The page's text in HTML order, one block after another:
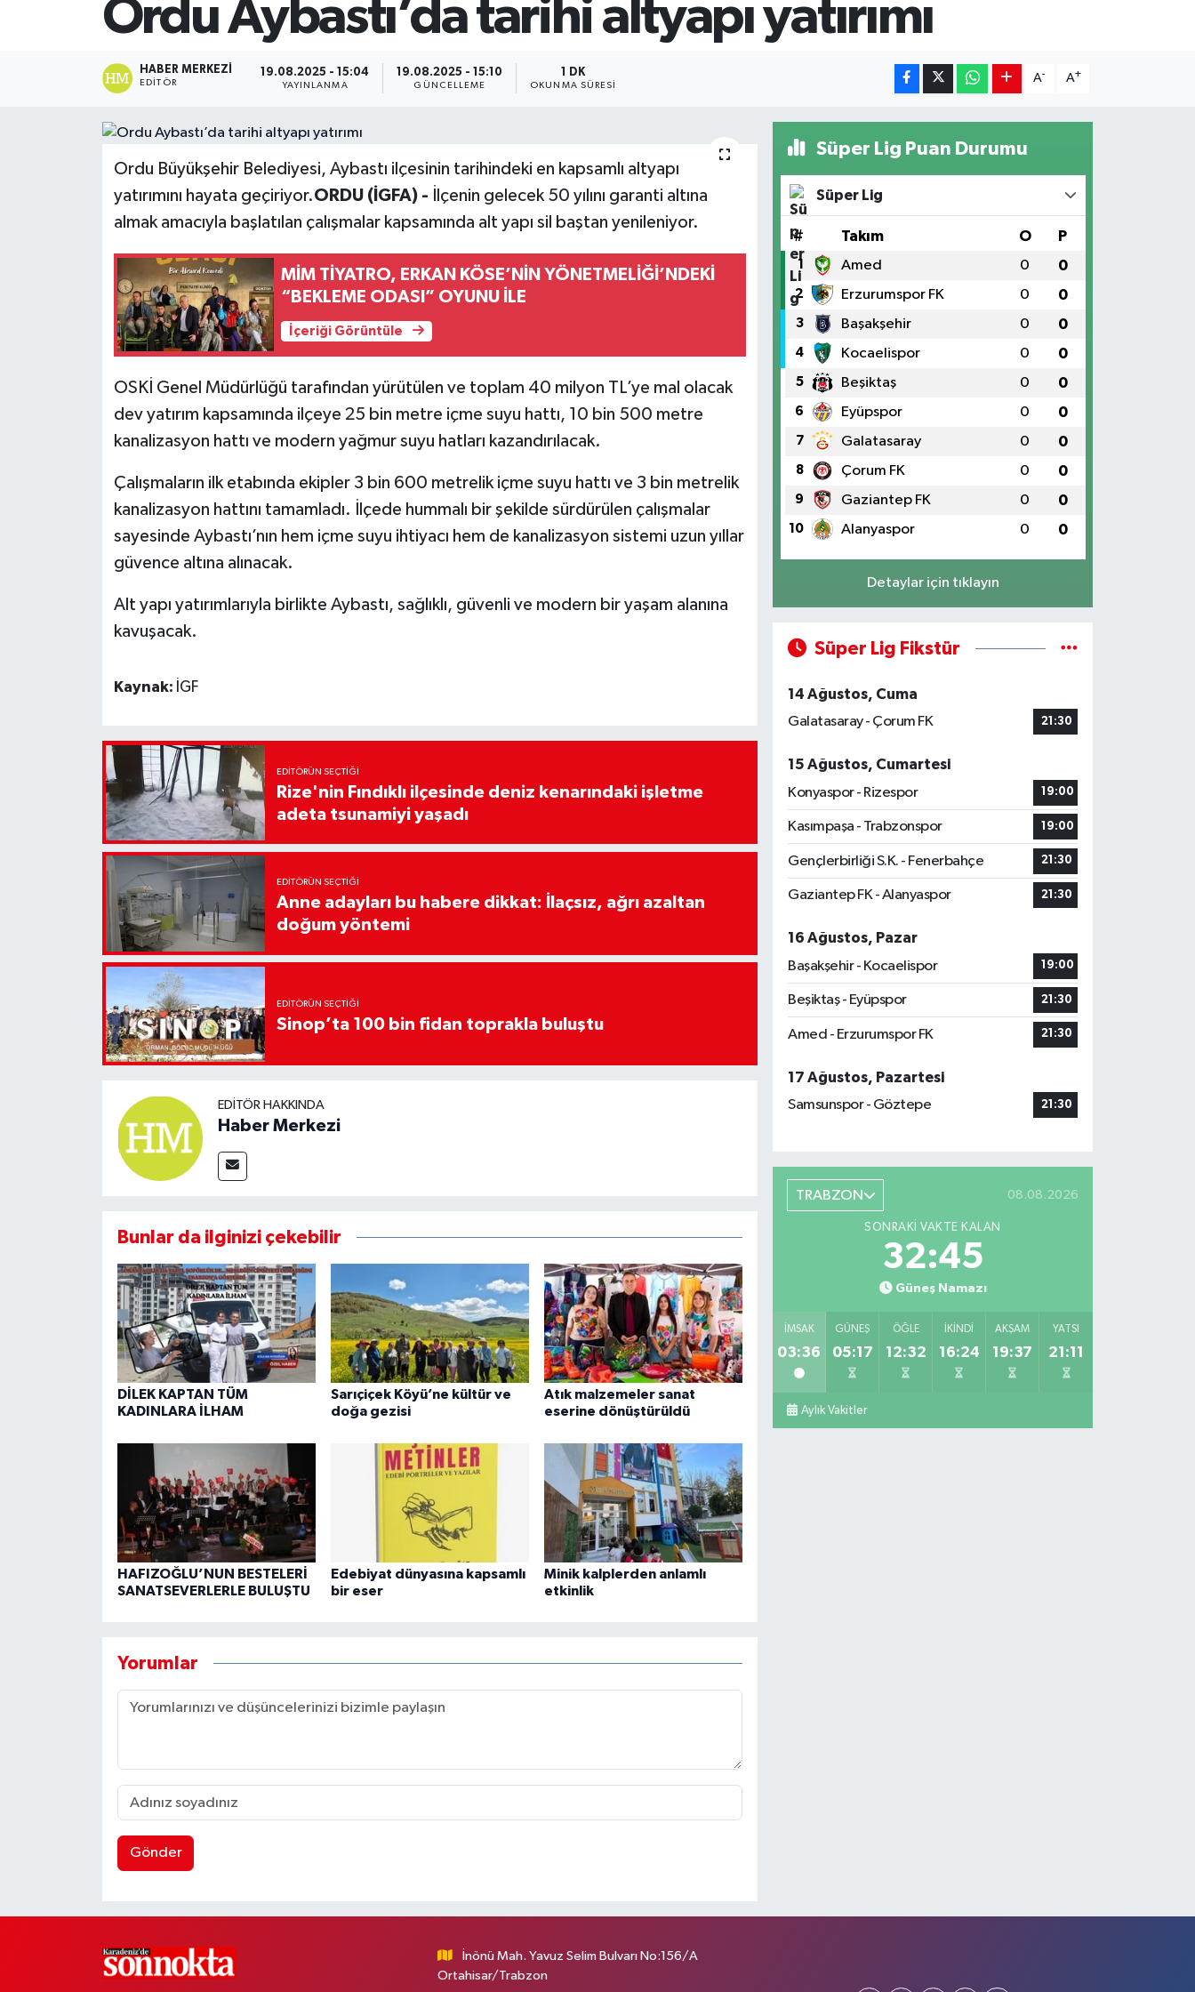
Ordu Aybastı’da tarihi altyapı yatırımı
HABER MERKEZI
EDITÖR
19.08.2025 - 15:04
YAYINLANMA
19.08.2025 - 15:10
GÜNCELLEME
1 DK
OKUNMA SÜRESI
A- A+
Ordu Büyükşehir Belediyesi, Aybastı ilçesinin tarihindeki en kapsamlı altyapı
yatırımını hayata geçiriyor.ORDU (İGFA) -
İlçenin gelecek 50 yılını garanti altına
almak amacıyla başlatılan çalışmalar kapsamında alt yapı sil baştan yenileniyor.
MİM TİYATRO, ERKAN KÖSE’NİN YÖNETMELİĞİ’NDEKİ
“BEKLEME ODASI” OYUNU İLE
İçeriği Görüntüle
OSKİ Genel Müdürlüğü tarafından yürütülen ve toplam 40 milyon TL’ye mal olacak
dev yatırım kapsamında ilçeye 25 bin metre içme suyu hattı, 10 bin 500 metre
kanalizasyon hattı ve modern yağmur suyu hatları kazandırılacak.
Çalışmaların ilk etabında ekipler 3 bin 600 metrelik içme suyu hattı ve 3 bin metrelik
kanalizasyon hattını tamamladı. İlçede hummalı bir şekilde sürdürülen çalışmalar
sayesinde Aybastı’nın hem içme suyu ihtiyacı hem de kanalizasyon sistemi uzun yıllar
güvence altına alınacak.
Alt yapı yatırımlarıyla birlikte Aybastı, sağlıklı, güvenli ve modern bir yaşam alanına
kavuşacak.
Kaynak: İGF
EDITÖRÜN SEÇTIĞI
Rize'nin Fındıklı ilçesinde deniz kenarındaki işletme
adeta tsunamiyi yaşadı
EDITÖRÜN SEÇTIĞI
Anne adayları bu habere dikkat: İlaçsız, ağrı azaltan
doğum yöntemi
EDITÖRÜN SEÇTIĞI
Sinop’ta 100 bin fidan toprakla buluştu
EDITÖR HAKKINDA
Haber Merkezi
Bunlar da ilginizi çekebilir
DİLEK KAPTAN TÜM
KADINLARA İLHAM
Sarıçiçek Köyü’ne kültür ve
doğa gezisi
Atık malzemeler sanat
eserine dönüştürüldü
HAFIZOĞLU’NUN BESTELERİ
SANATSEVERLERLE BULUŞTU
Edebiyat dünyasına kapsamlı
bir eser
Minik kalplerden anlamlı
etkinlik
Yorumlar
Gönder
Süper Lig Puan Durumu
Süper Lig
# Takım O P
1 Amed 0 0
2 Erzurumspor FK 0 0
3 Başakşehir 0 0
4 Kocaelispor 0 0
5 Beşiktaş 0 0
6 Eyüpspor 0 0
7 Galatasaray 0 0
8 Çorum FK 0 0
9 Gaziantep FK 0 0
10 Alanyaspor 0 0
Detaylar için tıklayın
Süper Lig Fikstür
14 Ağustos, Cuma
Galatasaray - Çorum FK
21:30
15 Ağustos, Cumartesi
Konyaspor - Rizespor
19:00
Kasımpaşa - Trabzonspor 19:00
Gençlerbirliği S.K. - Fenerbahçe 21:30
Gaziantep FK - Alanyaspor 21:30
16 Ağustos, Pazar
Başakşehir - Kocaelispor
19:00
Beşiktaş - Eyüpspor 21:30
Amed - Erzurumspor FK 21:30
17 Ağustos, Pazartesi
Samsunspor - Göztepe
21:30
TRABZON 08.08.2026
SONRAKI VAKTE KALAN
32:44
Güneş Namazı
İMSAK
03:36
GÜNEŞ
05:17
ÖĞLE
12:32
İKINDI
16:24
AKŞAM
19:37
YATSI
21:11
Aylık Vakitler
İnönü Mah. Yavuz Selim Bulvarı No:156/A
Ortahisar/Trabzon
SİYASET
Teknoloji
TRABZON
TRABZONSPOR